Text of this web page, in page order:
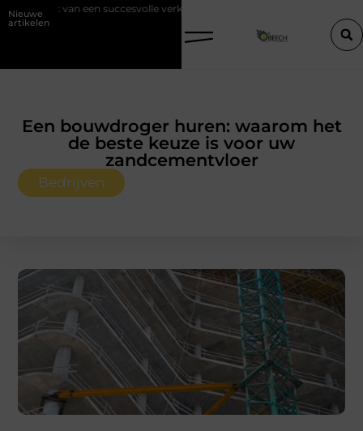
Nieuwe
artikelen
verkoop Goed onderhoud loont altijd bij de aankoop van
Een bouwdroger huren: waarom het
de beste keuze is voor uw
zandcementvloer
Bedrijven